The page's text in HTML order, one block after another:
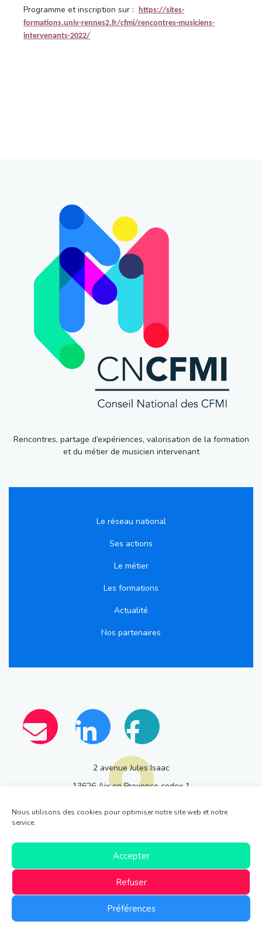
Nous utilisons des cookies pour optimiser notre site web et notre
service.
Accepter
Refuser
Préférences
Programme et inscription sur : https://sites-
formations.univ-rennes2.fr/cfmi/rencontres-musiciens-
intervenants-2022/
Rencontres, partage d’expériences, valorisation de la formation
et du métier de musicien intervenant
Le réseau national
Ses actions
Le métier
Les formations
Actualité
Nos partenaires
2 avenue Jules Isaac
13626 Aix en Provence cedex 1
Politique de
Mentions
légales
Retrait des données
© 2026 CNCFMI —neoweb.fr